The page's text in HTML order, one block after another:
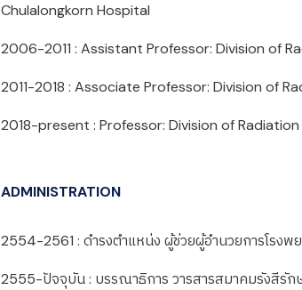
Chulalongkorn Hospital
2006-2011 : Assistant Professor: Division of
2011-2018 : Associate Professor: Division of
2018-present : Professor: Division of
ADMINISTRATION
2554-2561 : ดำรงตำแหน่ง ผู้ช่วยผู้อำนวยการโรง
2555-ปัจจุบัน : บรรณาธิการ วารสารสมาคมรังสีรัก